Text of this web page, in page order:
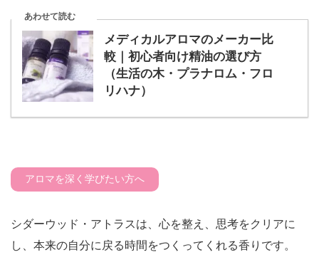
あわせて読む
メディカルアロマのメーカー比
較｜初心者向け精油の選び方
（生活の木・プラナロム・フロ
リハナ）
アロマを深く学びたい方へ
シダーウッド・アトラスは、心を整え、思考をクリアに
し、本来の自分に戻る時間をつくってくれる香りです。